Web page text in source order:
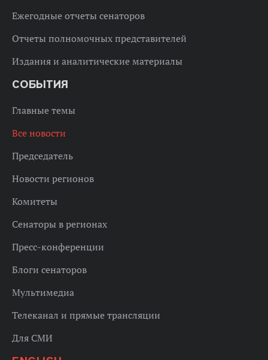
Ежегодные отчеты сенаторов
Отчеты полномочных представителей
Издания и аналитические материалы
СОБЫТИЯ
Главные темы
Все новости
Председатель
Новости регионов
Комитеты
Сенаторы в регионах
Пресс-конференции
Блоги сенаторов
Мультимедиа
Телеканал и прямые трансляции
Для СМИ